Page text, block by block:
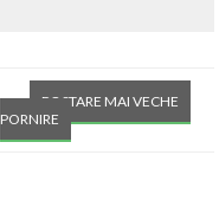
POSTARE MAI VECHE
PORNIRE